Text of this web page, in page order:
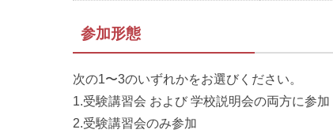
参加形態
次の1〜3のいずれかをお選びください。
1.受験講習会 および 学校説明会の両方に参加
2.受験講習会のみ参加